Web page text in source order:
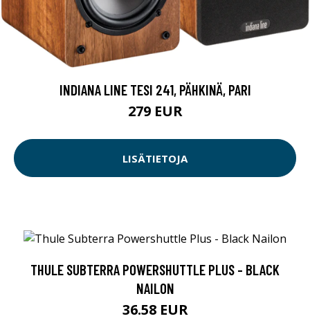
INDIANA LINE TESI 241, PÄHKINÄ, PARI
279 EUR
LISÄTIETOJA
THULE SUBTERRA POWERSHUTTLE PLUS - BLACK
NAILON
36.58 EUR